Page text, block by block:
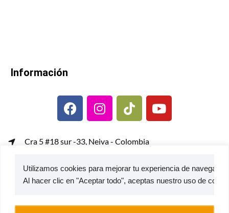
Utilizamos cookies para mejorar tu experiencia de
Información
Cra 5 #18 sur -33, Neiva - Colombia
Atención al usuario | PQRS